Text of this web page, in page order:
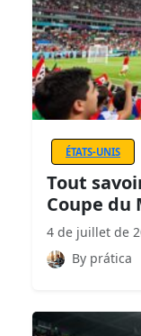
ÉTATS-UNIS
Tout
Coupe du
4 de juillet de
By prática